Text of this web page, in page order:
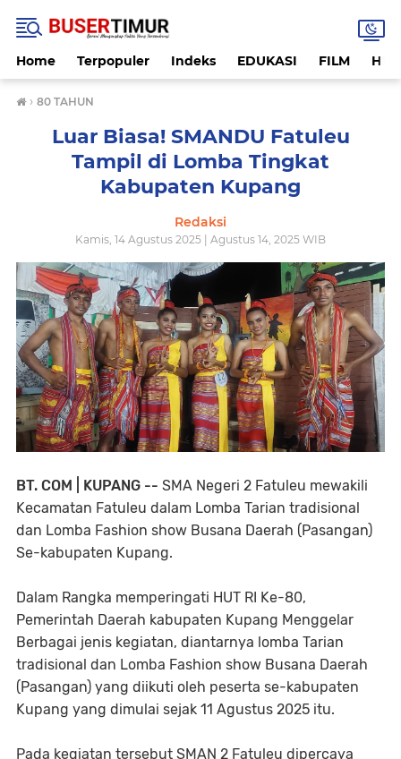
Home Terpopuler Indeks EDUKASI FILM
› 80 TAHUN
Luar Biasa! SMANDU Fatuleu
Tampil di Lomba Tingkat
Kabupaten Kupang
Redaksi
Kamis, 14 Agustus 2025 | Agustus 14, 2025 WIB
BT. COM | KUPANG -- SMA Negeri 2 Fatuleu mewakili
Kecamatan Fatuleu dalam Lomba Tarian tradisional
dan Lomba Fashion show Busana Daerah (Pasangan)
Se-kabupaten Kupang.
Dalam Rangka memperingati HUT RI Ke-80,
Pemerintah Daerah kabupaten Kupang Menggelar
Berbagai jenis kegiatan, diantarnya lomba Tarian
tradisional dan Lomba Fashion show Busana Daerah
(Pasangan) yang diikuti oleh peserta se-kabupaten
Kupang yang dimulai sejak 11 Agustus 2025 itu.
Pada kegiatan tersebut SMAN 2 Fatuleu dipercaya